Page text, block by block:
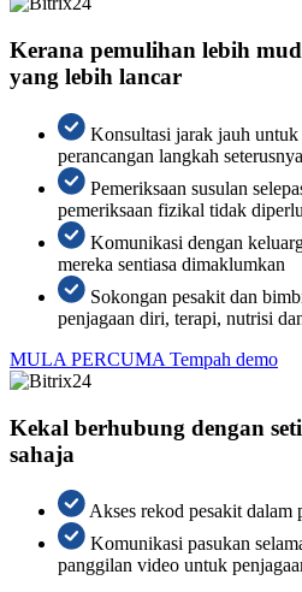
Kerana pemulihan lebih
yang lebih lancar
Konsultasi jarak jauh untuk
perancangan langkah seterusnya
Pemeriksaan susulan
pemeriksaan fizikal tidak
Komunikasi dengan
mereka sentiasa dimaklumkan
Sokongan pesakit dan
penjagaan diri, terapi, nutrisi
MULA PERCUMA Tempah demo
Kekal berhubung dengan
sahaja
Akses rekod pesakit dalam
Komunikasi pasukan
panggilan video untuk